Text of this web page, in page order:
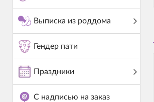
Выписка из роддома
Гендер пати
Праздники
С надписью на заказ